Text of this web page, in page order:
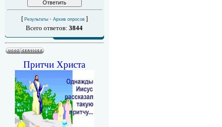
[ Результаты · Архив опросов ]
Всего ответов:3844
Притчи Христа